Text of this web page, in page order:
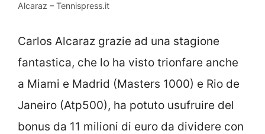
Alcaraz – Tennispress.it
Carlos Alcaraz grazie ad una stagione
fantastica, che lo ha visto trionfare anche
a Miami e Madrid (Masters 1000) e Rio de
Janeiro (Atp500), ha potuto usufruire del
bonus da 11 milioni di euro da dividere con